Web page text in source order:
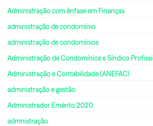
Administração com ênfase em Finanças
administração de condomínio
administração de condomínios
Administração de Condomínios e Síndico
Administração e Contabilidade (ANEFAC)
administração e gestão
Administrador Emérito 2020
admnistração